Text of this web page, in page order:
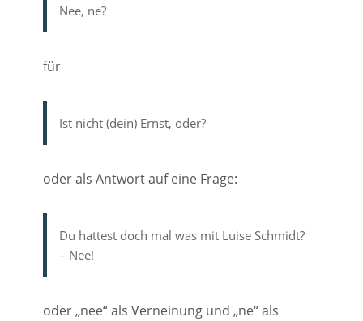
Nee, ne?
für
Ist nicht (dein) Ernst, oder?
oder als Antwort auf eine Frage:
Du hattest doch mal was mit Luise Schmidt?
– Nee!
oder „nee“ als Verneinung und „ne“ als